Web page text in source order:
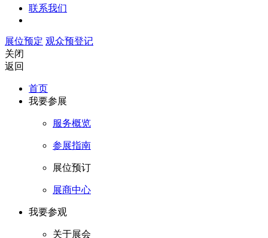
联系我们
展位预定 观众预登记
关闭
返回
首页
我要参展
服务概览
参展指南
展位预订
展商中心
我要参观
关于展会